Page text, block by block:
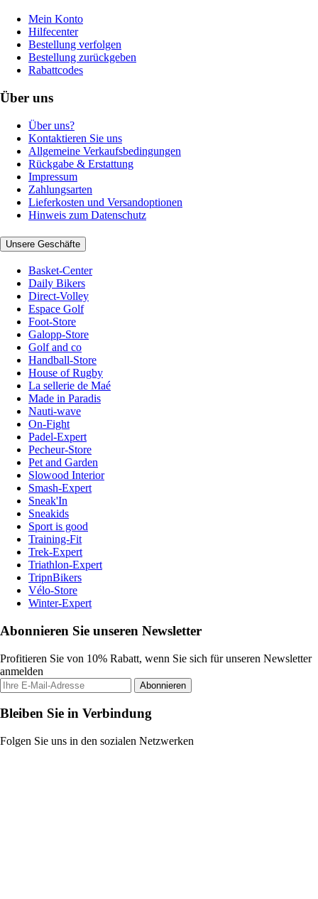
Mein Konto
Hilfecenter
Bestellung verfolgen
Bestellung zurückgeben
Rabattcodes
Über uns
Über uns?
Kontaktieren Sie uns
Allgemeine Verkaufsbedingungen
Rückgabe & Erstattung
Impressum
Zahlungsarten
Lieferkosten und Versandoptionen
Hinweis zum Datenschutz
Unsere Geschäfte
Basket-Center
Daily Bikers
Direct-Volley
Espace Golf
Foot-Store
Galopp-Store
Golf and co
Handball-Store
House of Rugby
La sellerie de Maé
Made in Paradis
Nauti-wave
On-Fight
Padel-Expert
Pecheur-Store
Pet and Garden
Slowood Interior
Smash-Expert
Sneak'In
Sneakids
Sport is good
Training-Fit
Trek-Expert
Triathlon-Expert
TripnBikers
Vélo-Store
Winter-Expert
Abonnieren Sie unseren Newsletter
Profitieren Sie von 10% Rabatt, wenn Sie sich für unseren Newsletter
anmelden
Abonnieren
Bleiben Sie in Verbindung
Folgen Sie uns in den sozialen Netzwerken